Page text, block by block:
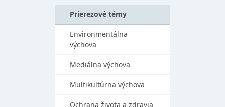
Prierezové témy
Environmentálna
výchova
Mediálna výchova
Multikultúrna výchova
Ochrana života a zdravia